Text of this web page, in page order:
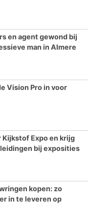
en agent gewond bij
man in Almere
Vision Pro in voor
Kijkstof Expo en krijg
bij exposities
kopen: zo
in te leveren op